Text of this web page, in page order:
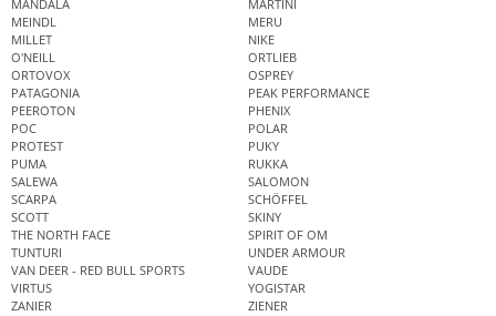
MANDALA
MARTINI
MEINDL
MERU
MILLET
NIKE
O'NEILL
ORTLIEB
ORTOVOX
OSPREY
PATAGONIA
PEAK PERFORMANCE
PEEROTON
PHENIX
POC
POLAR
PROTEST
PUKY
PUMA
RUKKA
SALEWA
SALOMON
SCARPA
SCHÖFFEL
SCOTT
SKINY
THE NORTH FACE
SPIRIT OF OM
TUNTURI
UNDER ARMOUR
VAN DEER - RED BULL SPORTS
VAUDE
VIRTUS
YOGISTAR
ZANIER
ZIENER